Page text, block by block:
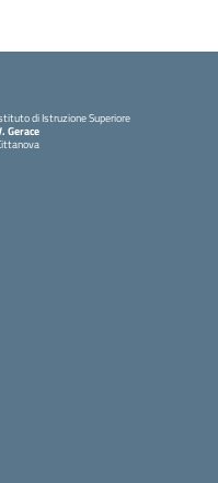
di Istruzione Superiore
Gerace